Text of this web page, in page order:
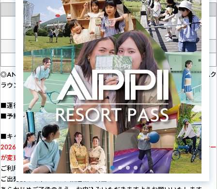
停留所
時刻
ANAクラウンプラザ
リゾート安比高原
9:00 13:30 16:40
（東北自動車道）
↓
盛岡駅西口
10:10 14:40 17:50
◎ANAインターコンチネンタル安比高原リゾートにご宿泊の方も、ANAク
ラウンプラザリゾートで乗降ください。
■運行バス／株式会社イーアンドティー または同等バス会社
■予約／ご乗車日前日23：59までの予約制
■キャンセル料
2026年4月運行以降のIHR貸切シャトルバスについて、キャンセルポリシー
が変更になります。
ご利用日7日前～ご利用日の出発前まで…料金の30％
ご出発後のキャンセル、無連絡…料金の100％